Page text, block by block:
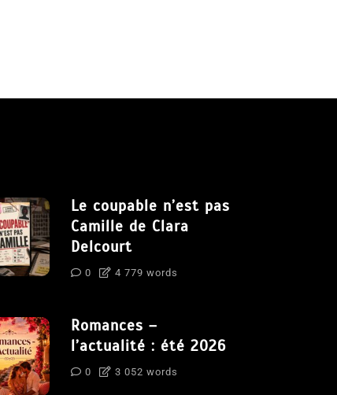
Le coupable n’est pas
Camille de Clara
Delcourt
0 4 779 words
Romances –
l’actualité : été 2026
0 3 052 words